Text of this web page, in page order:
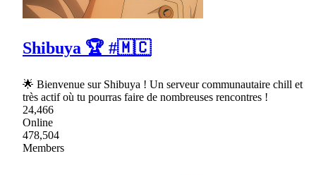
Shibuya 🏆 #🇲🇨
🌟 Bienvenue sur Shibuya ! Un serveur communautaire chill et
très actif où tu pourras faire de nombreuses rencontres !
24,466
Online
478,504
Members